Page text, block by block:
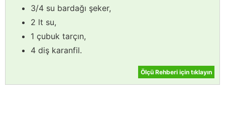
3/4 su bardağı şeker,
2 lt su,
1 çubuk tarçın,
4 diş karanfil.
Ölçü Rehberi için tıklayın